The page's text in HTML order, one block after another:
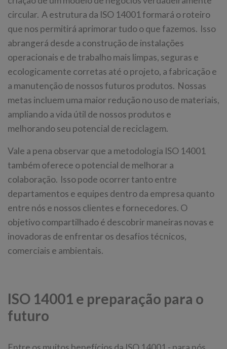
circular. A estrutura da ISO 14001 formará o roteiro
que nos permitirá aprimorar tudo o que fazemos. Isso
abrangerá desde a construção de instalações
operacionais e de trabalho mais limpas, seguras e
ecologicamente corretas até o projeto, a fabricação e
a manutenção de nossos futuros produtos. Nossas
metas incluem uma maior redução no uso de materiais,
ampliando a vida útil de nossos produtos e
melhorando seu potencial de reciclagem.
Vale a pena observar que a metodologia ISO 14001
também oferece o potencial de melhorar a
colaboração. Isso pode ocorrer tanto entre
departamentos e equipes dentro da empresa quanto
entre nós e nossos clientes e fornecedores. O
objetivo compartilhado é descobrir maneiras novas e
inovadoras de enfrentar os desafios técnicos,
comerciais e ambientais.
ISO 14001 e preparação para o
futuro